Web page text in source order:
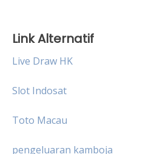
Link Alternatif
Live Draw HK
Slot Indosat
Toto Macau
pengeluaran kamboja